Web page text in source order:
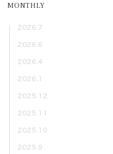
MONTHLY
2026.7
2026.6
2026.4
2026.1
2025.12
2025.11
2025.10
2025.9